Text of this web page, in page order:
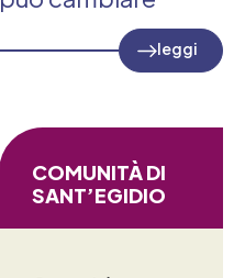
leggi
COMUNITÀ DI
SANT’EGIDIO